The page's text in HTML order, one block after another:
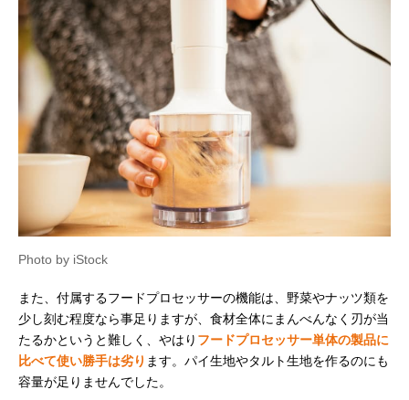
Photo by iStock
また、付属するフードプロセッサーの機能は、野菜やナッツ類を
少し刻む程度なら事足りますが、食材全体にまんべんなく刃が当
たるかというと難しく、やはり フードプロセッサー単体の製品に
比べて使い勝手は劣り ます。パイ生地やタルト生地を作るのにも
容量が足りませんでした。